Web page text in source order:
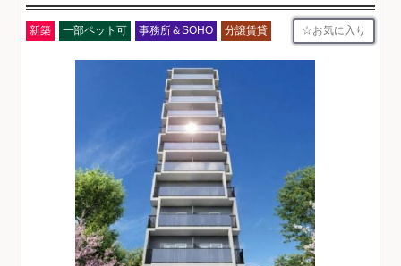
新築 一部ペット可 事務所＆SOHO 分譲賃貸 お気に入り